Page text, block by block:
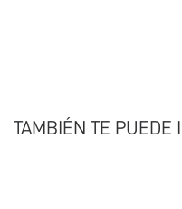
TAMBIÉN TE PUEDE